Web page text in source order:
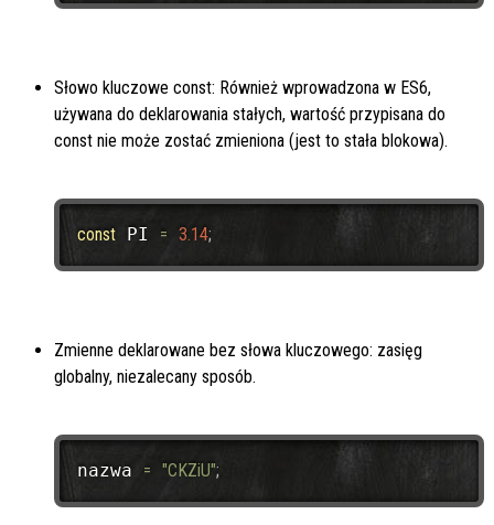
Słowo kluczowe const: Również wprowadzona w ES6,
używana do deklarowania stałych, wartość przypisana do
constnie może zostać zmieniona (jest to stała blokowa).
const PI = 3.14;
Zmienne deklarowane bez słowa kluczowego: zasięg
globalny, niezalecany sposób.
nazwa = "CKZiU";